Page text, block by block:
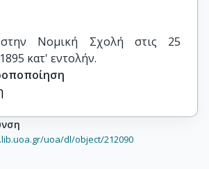
στην Νομική Σχολή στις 25
κατ' εντολήν.
uoa/dl/object/212090